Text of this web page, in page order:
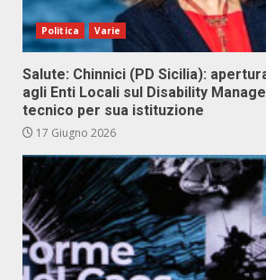
Politica Varie
Salute: Chinnici (PD Sicilia):
agli Enti Locali sul Disability
tecnico per sua istituzione
17 Giugno 2026